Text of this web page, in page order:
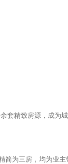
套精致房源，成为
简为三房，均为业